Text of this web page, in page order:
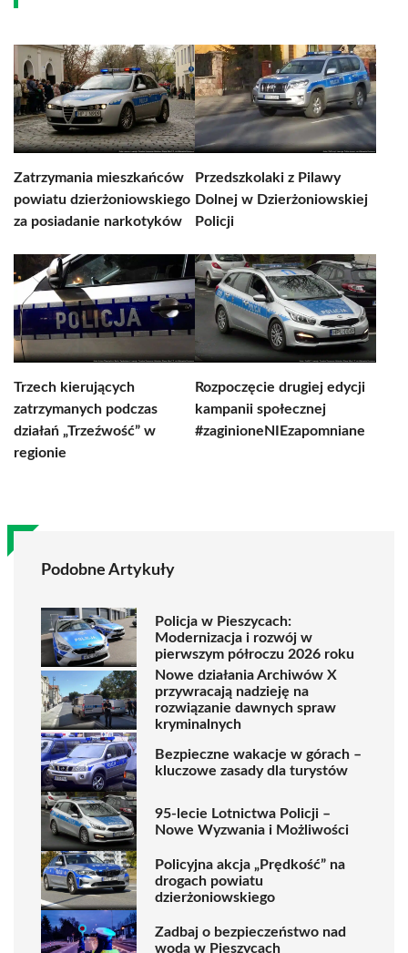
Zatrzymania mieszkańców
powiatu dzierżoniowskiego
za posiadanie narkotyków
Przedszkolaki z Pilawy
Dolnej w Dzierżoniowskiej
Policji
Trzech kierujących
zatrzymanych podczas
działań „Trzeźwość” w
regionie
Rozpoczęcie drugiej edycji
kampanii społecznej
#zaginioneNIEzapomniane
Podobne Artykuły
Policja w Pieszycach:
Modernizacja i rozwój w
pierwszym półroczu 2026 roku
Nowe działania Archiwów X
przywracają nadzieję na
rozwiązanie dawnych spraw
kryminalnych
Bezpieczne wakacje w górach –
kluczowe zasady dla turystów
95-lecie Lotnictwa Policji –
Nowe Wyzwania i Możliwości
Policyjna akcja „Prędkość” na
drogach powiatu
dzierżoniowskiego
Zadbaj o bezpieczeństwo nad
wodą w Pieszycach